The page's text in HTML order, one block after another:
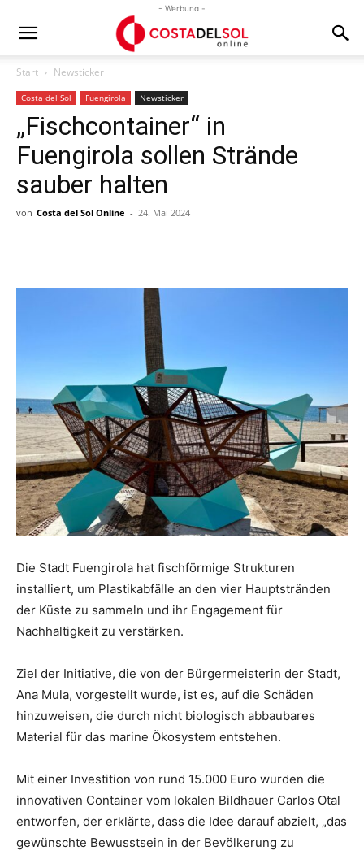
- Werbung -
Start Newsticker
Costa del Sol Fuengirola Newsticker
„Fischcontainer“ in
Fuengirola sollen Strände
sauber halten
von Costa del Sol Online - 24. Mai 2024
Die Stadt Fuengirola hat fischförmige Strukturen
installiert, um Plastikabfälle an den vier Hauptstränden
der Küste zu sammeln und ihr Engagement für
Nachhaltigkeit zu verstärken.
Ziel der Initiative, die von der Bürgermeisterin der Stadt,
Ana Mula, vorgestellt wurde, ist es, auf die Schäden
hinzuweisen, die durch nicht biologisch abbaubares
Material für das marine Ökosystem entstehen.
Mit einer Investition von rund 15.000 Euro wurden die
innovativen Container vom lokalen Bildhauer Carlos Otal
entworfen, der erklärte, dass die Idee darauf abzielt, „das
gewünschte Bewusstsein in der Bevölkerung zu